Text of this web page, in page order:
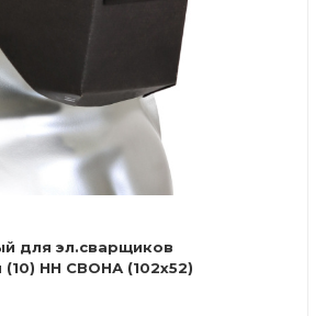
для эл.сварщиков
(10) НН СВОНА (102х52)